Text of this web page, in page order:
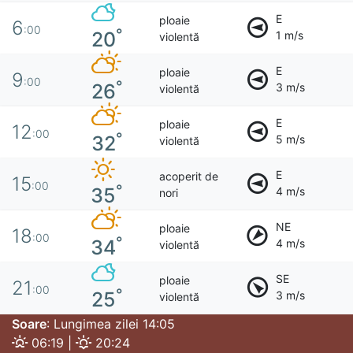
6:00 20°
ploaie
violentă
E
1 m/s
9:00 26°
ploaie
violentă
E
3 m/s
12:00 32°
ploaie
violentă
E
5 m/s
15:00 35°
acoperit de
nori
E
4 m/s
18:00 34°
ploaie
violentă
NE
4 m/s
21 :00 25°
ploaie
violentă
SE
3 m/s
Soare: Lungimea zilei 14:05
06:19 |
20:24